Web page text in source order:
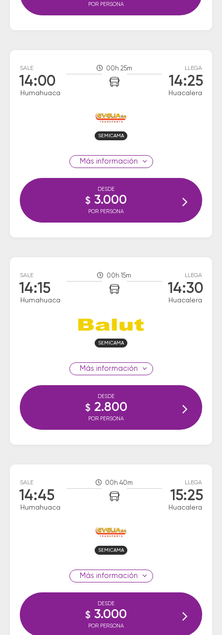
POR PERSONA
SALE
14:00
Humahuaca
00h 25m LLEGA
14:25
Huacalera
SEMICAMA
información
DESDE
$ 3.000
POR PERSONA
SALE
14:15
Humahuaca
00h 15m LLEGA
14:30
Huacalera
SEMICAMA
información
DESDE
$ 2.800
POR PERSONA
SALE
14:45
Humahuaca
00h 40m LLEGA
15:25
Huacalera
SEMICAMA
información
DESDE
$ 3.000
POR PERSONA